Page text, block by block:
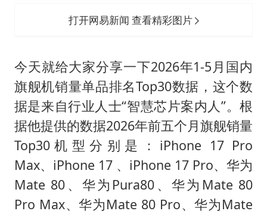
打开网易新闻 查看精彩图片
今天就给大家分享一下2026年1-5月国内
旗舰机销量单品排名Top30数据，这个数
据是来自行业人士“智慧芯片案内人”。根
据他提供的数据2026年前五个月旗舰销量
Top30机型分别是：iPhone 17 Pro
Max、iPhone 17 、iPhone 17 Pro、华为
Mate 80、华为Pura80、华为Mate 80
Pro Max、华为Mate 80 Pro、华为Mate